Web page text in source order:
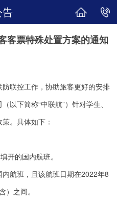
客票特殊处置方案的通知
联控工作，协助旅客更好的安排
以下简称“中联航”）针对学生、
。具体如下：
开的国内航班。
内航班，且该航班日期在2022年8
之间。